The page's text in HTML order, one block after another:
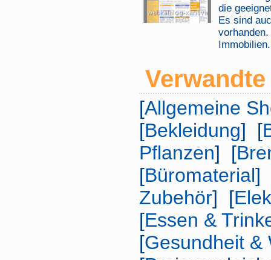
die
Es sind
[Allgemeine
[Bekleidung] [
Pflanzen] [
[Büromaterial]
Zubehör] [
[Essen &
[Gesundheit &